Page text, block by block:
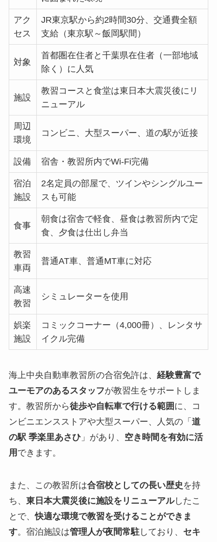
アク
セス
JR東京駅から約2時間30分、交通費全額
支給（東京駅～飯岡駅間）
対象
首都圏在住者と千葉県在住者（一部地域
除く）に人気
施設
教習コースと食堂は東日本大震災後にリ
ニューアル
周辺
環境
コンビニ、大型スーパー、道の駅が近接
設備 宿舎・教習所内でWi-Fi完備
宿泊
施設
2名定員の部屋で、ツインやシングルユー
スも可能
食事
朝食は宿舎で軽食、昼食は教習所内で定
食、夕食は仕出し弁当
教習
車両
普通AT車、普通MT車に対応
高速
教習
シミュレーターを使用
娯楽
施設
コミックコーナー（4,000冊）、レンタサ
イクル完備
海上中央自動車教習所の合宿免許は、 経験豊富で
ユーモアのあるスタッフが教習生をサポートしま
す。教習所から徒歩や自転車で行ける範囲 に、コ
ンビニエンスストアや大型スーパー、人気の「 道
の駅 季楽里あさひ」があり、 空き時間を有効に活
用 できます。
また、この教習所は合宿校としての長い歴史 を持
ち、 東日本大震災後に施設をリニューアルしたこ
とで、快適な環境で教習を受けることができま
す。宿泊施設は管理人が夜間常駐しており、 セキ